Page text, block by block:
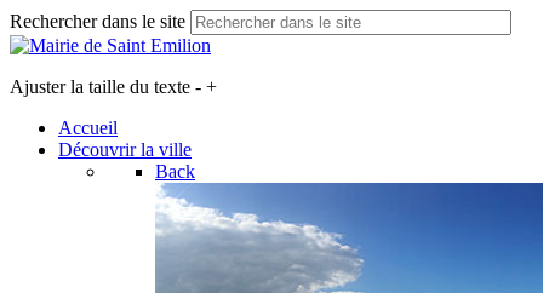
Rechercher dans le site
Ajuster la taille du texte - +
Accueil
Découvrir la ville
Back